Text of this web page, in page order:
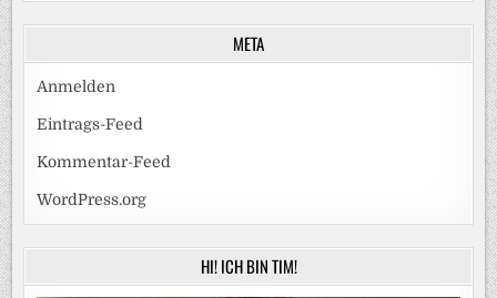
META
Anmelden
Eintrags-Feed
Kommentar-Feed
WordPress.org
HI! ICH BIN TIM!